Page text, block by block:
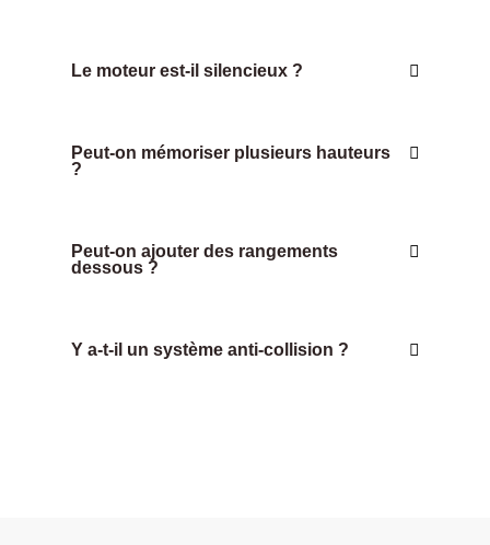
Le moteur est-il silencieux ?
Peut-on mémoriser plusieurs hauteurs
?
Peut-on ajouter des rangements
dessous ?
Y a-t-il un système anti-collision ?